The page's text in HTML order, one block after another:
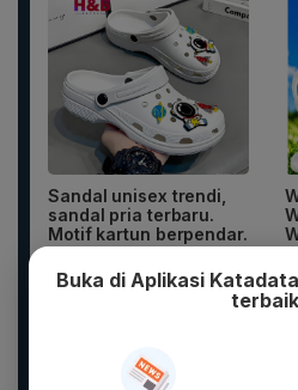
Sandal unisex trendi,
sandal pria terbaru.
Motif kartun berpendar.
Buka di Aplikasi